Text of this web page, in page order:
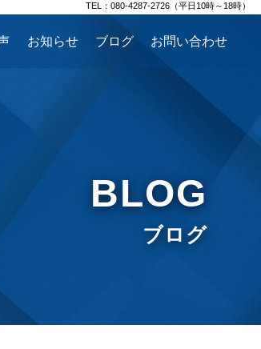
TEL：080-4287-2726（平日10時～18時）
お知らせ ブログ お問い合わせ
BLOG
ブログ